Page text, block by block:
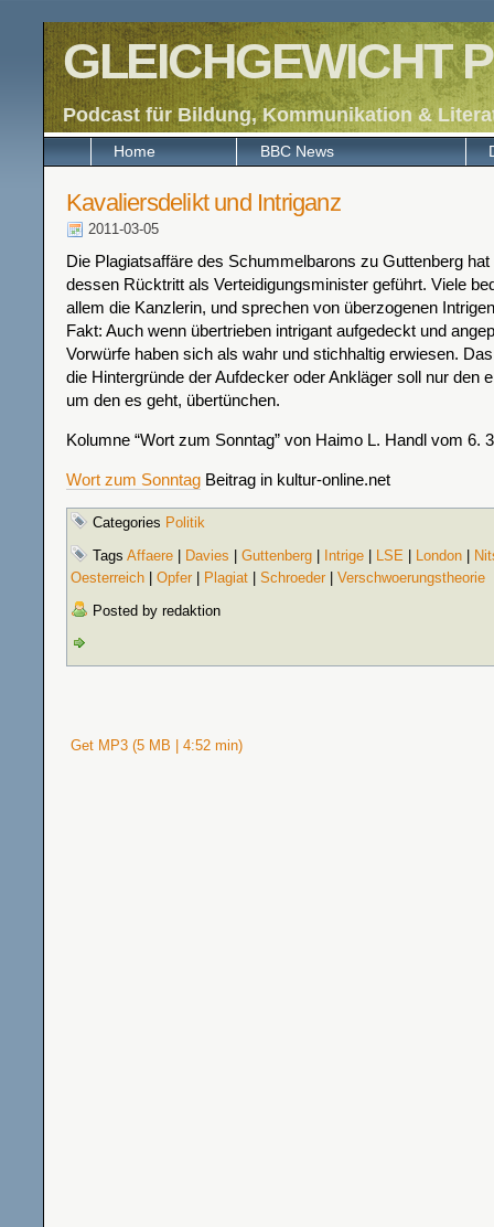
GLEICHGEWICHT
Podcast für Bildung, Kommunikation &
BBC News
Home
Kavaliersdelikt und Intriganz
2011-03-05
Die Plagiatsaffäre des Schummelbarons zu Guttenberg
dessen Rücktritt als Verteidigungsminister geführt. Viele
allem die Kanzlerin, und sprechen von überzogenen
Fakt: Auch wenn übertrieben intrigant aufgedeckt und
Vorwürfe haben sich als wahr und stichhaltig erwiesen.
die Hintergründe der Aufdecker oder Ankläger soll nur den
um den es geht, übertünchen.
Kolumne “Wort zum Sonntag” von Haimo L. Handl vom 6.
Wort zum Sonntag Beitrag in kultur-online.net
Categories Politik
Tags Affaere Davies Guttenberg Intrige LSE London
Oesterreich
Opfer Plagiat Schroeder
Verschwoerungstheorie
Posted by redaktion
Get MP3 (5 MB | 4:52 min)